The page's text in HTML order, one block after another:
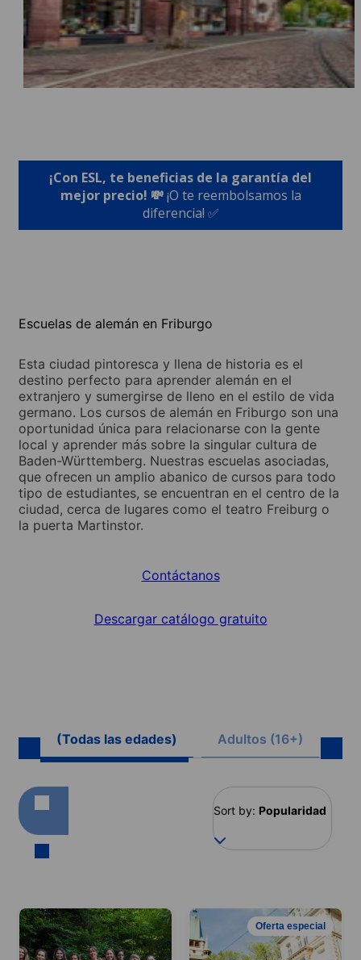
¡Con ESL, te beneficias de la garantía del
mejor precio! 💸¡O te reembolsamos la
diferencia! ✅
Escuelas de alemán en Friburgo
Esta ciudad pintoresca y llena de historia es el
destino perfecto para aprender alemán en el
extranjero y sumergirse de lleno en el estilo de vida
germano. Los cursos de alemán en Friburgo son una
oportunidad única para relacionarse con la gente
local y aprender más sobre la singular cultura de
Baden-Württemberg. Nuestras escuelas asociadas,
que ofrecen un amplio abanico de cursos para todo
tipo de estudiantes, se encuentran en el centro de la
ciudad, cerca de lugares como el teatro Freiburg o
la puerta Martinstor.
Contáctanos
Descargar catálogo gratuito
(Todas las edades) Adultos (16+)
Sort by: Popularidad
Oferta especial